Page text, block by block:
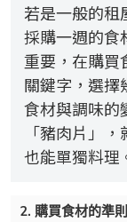
若是一般的租
採購一週的食
重要，在購買
關鍵字，選擇
食材與調味的
「豬肉片」
也能單獨料理
2. 購買食材的準則